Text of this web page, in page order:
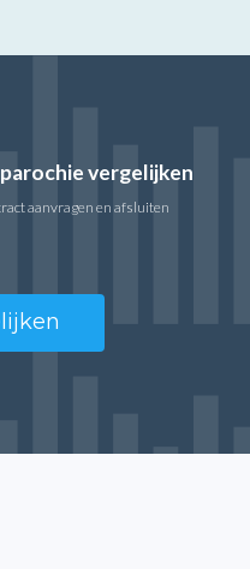
vergelijken
aanvragen en afsluiten